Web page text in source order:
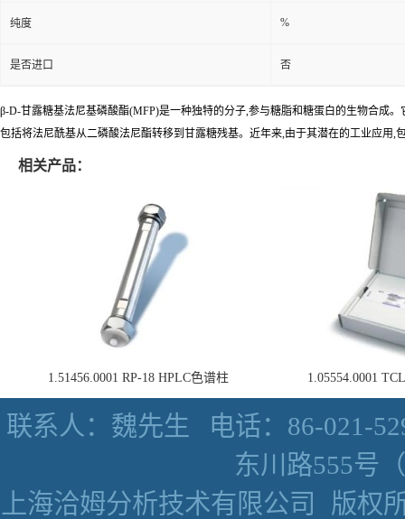
纯度 %
是否进口 否
β-D-甘露糖基法尼基磷酸酯(MFP)是一种独特的分子,参与糖脂和糖蛋白的生物合成
包括将法尼酰基从二磷酸法尼酯转移到甘露糖残基。近年来,由于其潜在的工业应用
相关产品：
1.51456.0001 RP-18 HPLC色谱柱 1.05554.0001
联系人：魏先生
电话：86-021-
东川路555号
上海洽姆分析技术有限公司
版权